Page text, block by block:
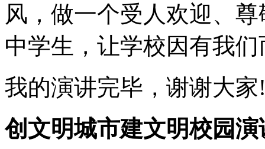
风，做一个受人欢迎、
中学生，让学校因有我
我的演讲完毕，谢谢大家
创文明城市建文明校园演